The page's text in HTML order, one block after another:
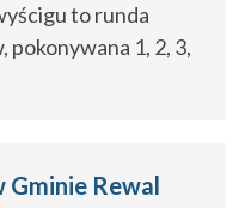
to runda
pokonywana 1, 2, 3,
Gminie Rewal